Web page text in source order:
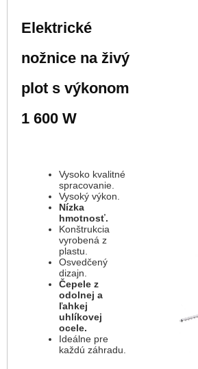
Elektrické
nožnice na živý
plot s výkonom
1 600 W
Vysoko kvalitné
spracovanie.
Vysoký výkon.
Nízka
hmotnosť.
Konštrukcia
vyrobená z
plastu.
Osvedčený
dizajn.
Čepele z
odolnej a
ľahkej
uhlíkovej
ocele.
Ideálne pre
každú záhradu.